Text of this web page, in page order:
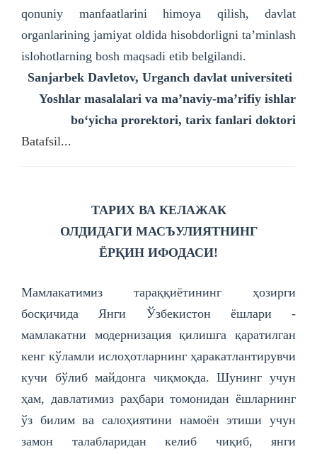
qonuniy manfaatlarini himoya qilish, davlat
organlarining jamiyat oldida hisobdorligni ta’minlash
islohotlarning bosh maqsadi etib belgilandi.
Sanjarbek Davletov, Urganch davlat universiteti
Yoshlar masalalari va ma’naviy-ma’rifiy ishlar
bo‘yicha prorektori, tarix fanlari doktori
Batafsil...
ТАРИХ ВА КЕЛАЖАК
ОЛДИДАГИ МАСЪУЛИЯТНИНГ
ЁРҚИН ИФОДАСИ!
Мамлакатимиз тараққиётининг ҳозирги
босқичида Янги Ўзбекистон ёшлари -
мамлакатни модернизация қилишга қаратилган
кенг кўламли ислоҳотларнинг ҳаракатлантирувчи
кучи бўлиб майдонга чиқмоқда. Шунинг учун
ҳам, давлатимиз раҳбари томонидан ёшларнинг
ўз билим ва салоҳиятини намоён этиши учун
замон талабларидан келиб чиқиб, янги